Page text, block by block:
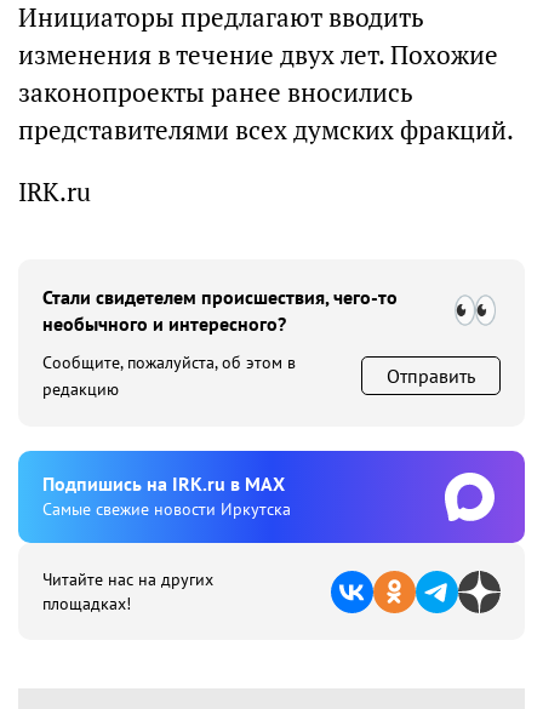
Инициаторы предлагают вводить
изменения в течение двух лет. Похожие
законопроекты ранее вносились
представителями всех думских фракций.
IRK.ru
Стали свидетелем происшествия, чего-то
необычного и интересного?
Сообщите, пожалуйста, об этом в
редакцию
Отправить
Подпишиcь на IRK.ru в MAX
Cамые свежие новости Иркутска
Читайте нас на других
площадках!